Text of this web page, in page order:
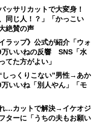
ッサリカットで大変身！
同じ人！？」「かっこい
絶賛の声
ラップ》公式が紹介「ウォ
万いいねの反響 SNS「水
てた方がよい」
っくりこない”男性→あか
いいね「別人やん」「モ
…カットで解決→イケオジ
ターに「うちの夫もお願い